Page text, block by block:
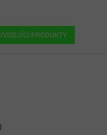
PRODUKTY